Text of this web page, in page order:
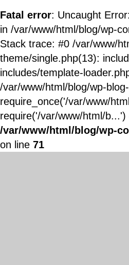
Fatal error: Uncaught
in /var/www/html/blog/wp-
Stack trace: #0 /var/www/
theme/single.php(13):
includes/template-
/var/www/html/blog/wp-
require_once('/var/www/
require('/var/www/html/
/var/www/html/blog/wp-
on line 71